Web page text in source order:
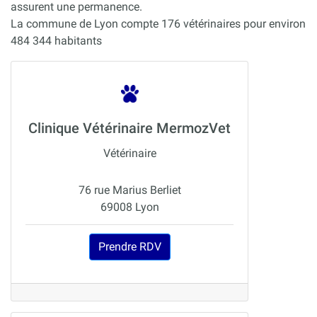
assurent une permanence.
La commune de Lyon compte 176 vétérinaires pour environ
484 344 habitants
Clinique Vétérinaire MermozVet
Vétérinaire
76 rue Marius Berliet
69008 Lyon
Prendre RDV